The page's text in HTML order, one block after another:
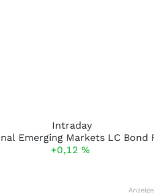
Intraday
+0,12 %
Anzeige